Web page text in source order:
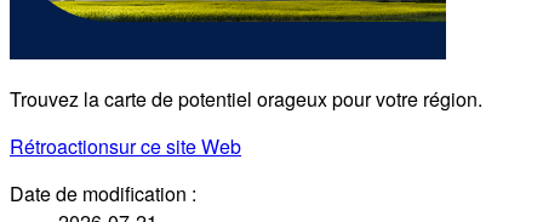
Trouvez la carte de potentiel orageux pour votre région.
Rétroactionsur ce site Web
Date de modification :